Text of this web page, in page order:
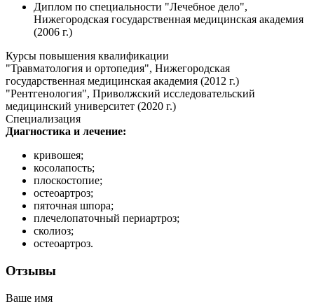
Диплом по специальности "Лечебное дело",
Нижегородская государственная медицинская академия
(2006 г.)
Курсы повышения квалификации
"Травматология и ортопедия", Нижегородская
государственная медицинская академия (2012 г.)
"Рентгенология", Приволжский исследовательский
медицинский университет (2020 г.)
Специализация
Диагностика и лечение:
кривошея;
косолапость;
плоскостопие;
остеоартроз;
пяточная шпора;
плечелопаточный периартроз;
сколиоз;
остеоартроз.
Отзывы
Ваше имя